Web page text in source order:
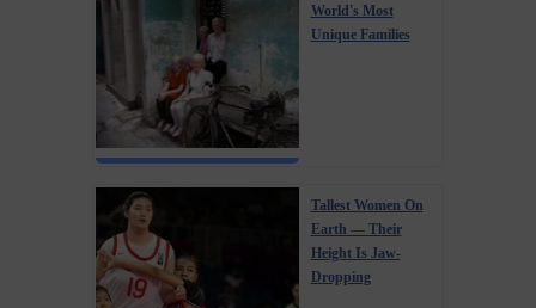
World's Most
Unique Families
Tallest Women On
Earth — Their
Height Is Jaw-
Dropping